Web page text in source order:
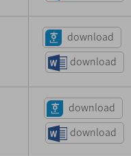
download
download
download
download